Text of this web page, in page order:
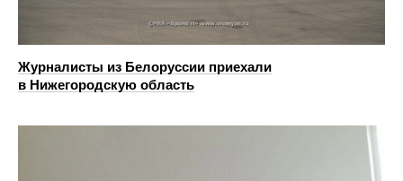
Журналисты из Белоруссии приехали
в Нижегородскую область